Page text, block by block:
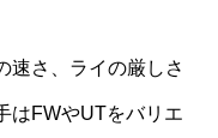
速さ、ライの厳しさ
はFWやUTをバリエ